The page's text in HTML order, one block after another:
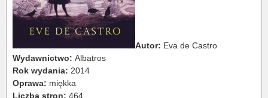
Autor: Eva de Castro
Wydawnictwo: Albatros
Rok wydania: 2014
Oprawa: miękka
Liczba stron: 464